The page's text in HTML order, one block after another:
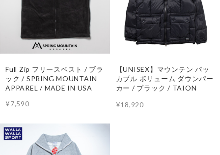
Full Zip フリースベスト / ブラ
ック / SPRING MOUNTAIN
APPAREL / MADE IN USA
¥7,590
【UNISEX】マウンテン パッ
カブル ボリューム ダウンパー
カー / ブラック / TAION
¥18,920